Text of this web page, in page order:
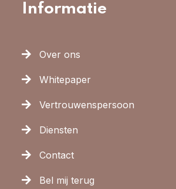
Informatie
Over ons
Whitepaper
Vertrouwenspersoon
Diensten
Contact
Bel mij terug